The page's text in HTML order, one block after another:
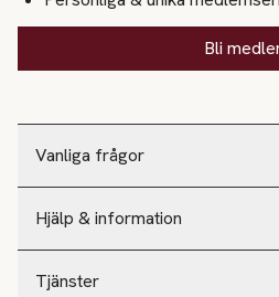
Vanliga frågor
Hjälp & information
Tjänster
Bli